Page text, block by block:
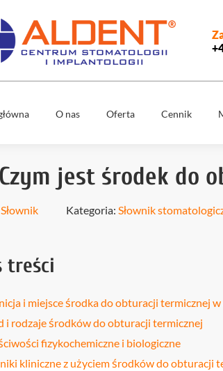
O nas Oferta
Nowy uśmiech
cyfrowa
Profilaktyka
Higienizacja
Mosty
Cennik
Czym jest środek do
Słownik Kategoria: Słownik
treści
i miejsce środka do obturacji termicznej
i rodzaje środków do obturacji termicznej
fizykochemiczne i biologiczne
kliniczne z użyciem środków do obturacji